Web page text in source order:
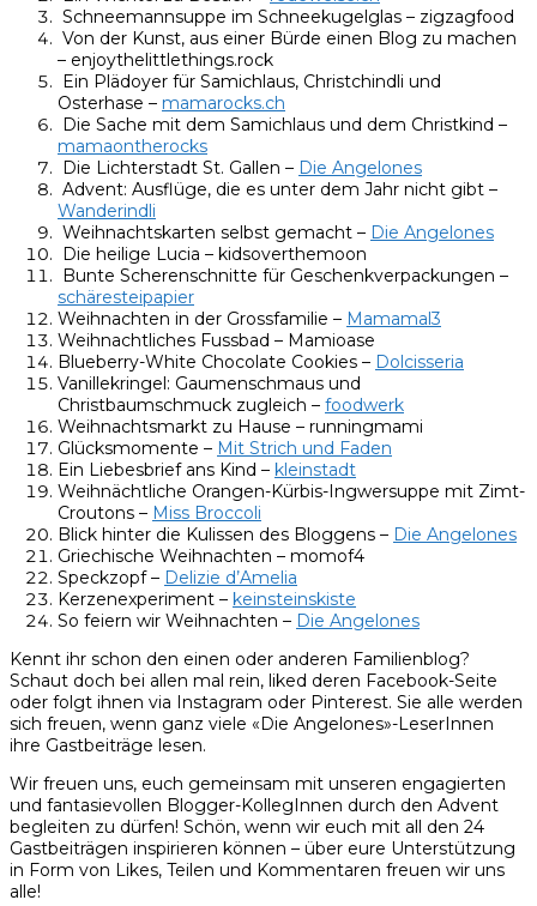
Schneemannsuppe im Schneekugelglas – zigzagfood
Von der Kunst, aus einer Bürde einen Blog zu machen
– enjoythelittlethings.rock
Ein Plädoyer für Samichlaus, Christchindli und
Osterhase – mamarocks.ch
Die Sache mit dem Samichlaus und dem Christkind –
mamaontherocks
Die Lichterstadt St. Gallen – Die Angelones
Advent: Ausflüge, die es unter dem Jahr nicht gibt –
Wanderindli
Weihnachtskarten selbst gemacht – Die Angelones
Die heilige Lucia – kidsoverthemoon
Bunte Scherenschnitte für Geschenkverpackungen –
schäresteipapier
Weihnachten in der Grossfamilie – Mamamal3
Weihnachtliches Fussbad – Mamioase
Blueberry-White Chocolate Cookies – Dolcisseria
Vanillekringel: Gaumenschmaus und
Christbaumschmuck zugleich – foodwerk
Weihnachtsmarkt zu Hause – runningmami
Glücksmomente – Mit Strich und Faden
Ein Liebesbrief ans Kind – kleinstadt
Weihnächtliche Orangen-Kürbis-Ingwersuppe mit Zimt-
Croutons – Miss Broccoli
Blick hinter die Kulissen des Bloggens – Die Angelones
Griechische Weihnachten – momof4
Speckzopf – Delizie d’Amelia
Kerzenexperiment – keinsteinskiste
So feiern wir Weihnachten – Die Angelones
Kennt ihr schon den einen oder anderen Familienblog?
Schaut doch bei allen mal rein, liked deren Facebook-Seite
oder folgt ihnen via Instagram oder Pinterest. Sie alle werden
sich freuen, wenn ganz viele «Die Angelones»-LeserInnen
ihre Gastbeiträge lesen.
Wir freuen uns, euch gemeinsam mit unseren engagierten
und fantasievollen Blogger-KollegInnen durch den Advent
begleiten zu dürfen! Schön, wenn wir euch mit all den 24
Gastbeiträgen inspirieren können – über eure Unterstützung
in Form von Likes, Teilen und Kommentaren freuen wir uns
alle!